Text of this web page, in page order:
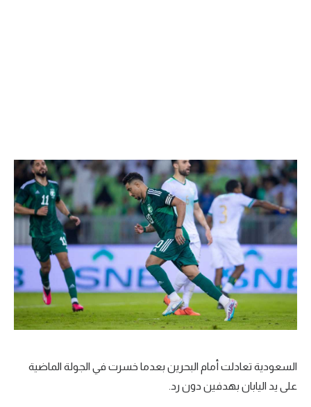
السعودية تعادلت أمام البحرين بعدما خسرت في الجولة الماضية
على يد اليابان بهدفين دون رد.